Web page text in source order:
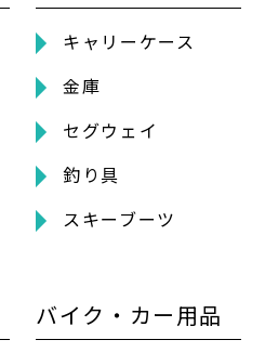
キャリーケース
金庫
セグウェイ
釣り具
スキーブーツ
バイク・カー用品